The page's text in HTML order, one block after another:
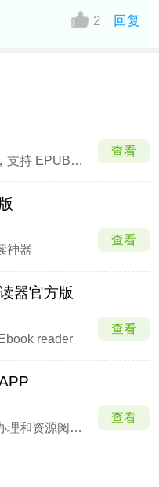
2 回复
开源电子书阅读器，支持 EPUB、TXT、在线源，界面高度自定义
查看
神器
查看
器官方版
reader
查看
提供读者在线业务办理和资源阅读功能
查看